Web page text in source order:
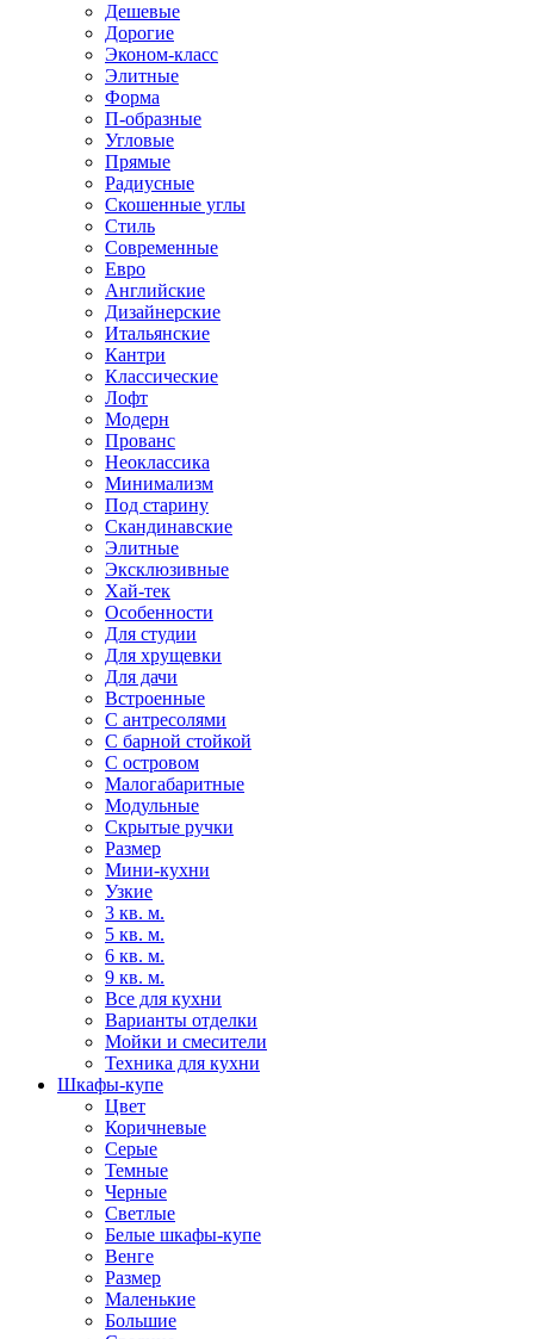
Дешевые
Дорогие
Эконом-класс
Элитные
Форма
П-образные
Угловые
Прямые
Радиусные
Скошенные углы
Стиль
Современные
Евро
Английские
Дизайнерские
Итальянские
Кантри
Классические
Лофт
Модерн
Прованс
Неоклассика
Минимализм
Под старину
Скандинавские
Элитные
Эксклюзивные
Хай-тек
Особенности
Для студии
Для хрущевки
Для дачи
Встроенные
С антресолями
С барной стойкой
С островом
Малогабаритные
Модульные
Скрытые ручки
Размер
Мини-кухни
Узкие
3 кв. м.
5 кв. м.
6 кв. м.
9 кв. м.
Все для кухни
Варианты отделки
Мойки и смесители
Техника для кухни
Шкафы-купе
Цвет
Коричневые
Серые
Темные
Черные
Светлые
Белые шкафы-купе
Венге
Размер
Маленькие
Большие